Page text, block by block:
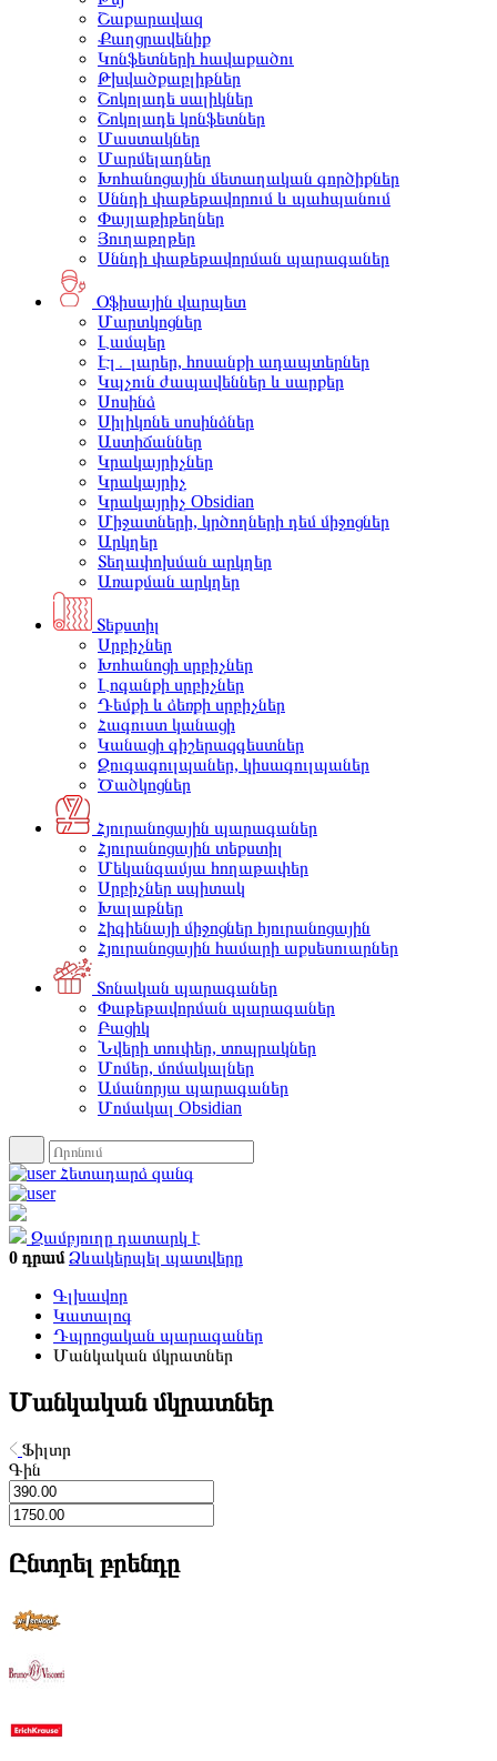
Շաքարավազ
Քաղցրավենիք
Կոնֆետների հավաքածու
Թխվածքաբլիթներ
Շոկոլադե սալիկներ
Շոկոլադե կոնֆետներ
Մաստակներ
Մարմելադներ
Խոհանոցային մետաղական գործիքներ
Սննդի փաթեթավորում և պահպանում
Փայլաթիթեղներ
Յուղաթղթեր
Սննդի փաթեթավորման պարագաներ
Օֆիսային վարպետ
Մարտկոցներ
Լամպեր
Էլ․ լարեր, հոսանքի ադապտերներ
Կպչուն ժապավեններ և սարքեր
Սոսինձ
Սիլիկոնե սոսինձներ
Աստիճաններ
Կրակայրիչներ
Կրակայրիչ
Կրակայրիչ Obsidian
Միջատների, կրծողների դեմ միջոցներ
Արկղեր
Տեղափոխման արկղեր
Առաքման արկղեր
Տեքստիլ
Սրբիչներ
Խոհանոցի սրբիչներ
Լոգանքի սրբիչներ
Դեմքի և ձեռքի սրբիչներ
Հագուստ կանացի
Կանացի գիշերազգեստներ
Զուգագուլպաներ, կիսագուլպաներ
Ծածկոցներ
Հյուրանոցային պարագաներ
Հյուրանոցային տեքստիլ
Մեկանգամյա հողաթափեր
Սրբիչներ սպիտակ
Խալաթներ
Հիգիենայի միջոցներ հյուրանոցային
Հյուրանոցային համարի աքսեսուարներ
Տոնական պարագաներ
Փաթեթավորման պարագաներ
Բացիկ
Նվերի տուփեր, տոպրակներ
Մոմեր, մոմակալներ
Ամանորյա պարագաներ
Մոմակալ Obsidian
Հետադարձ զանգ
Զամբյուղը դատարկ է
0 դրամ Ձևակերպել պատվերը
Գլխավոր
Կատալոգ
Դպրոցական պարագաներ
Մանկական մկրատներ
Մանկական մկրատներ
Ֆիլտր
Գին
Ընտրել բրենդը